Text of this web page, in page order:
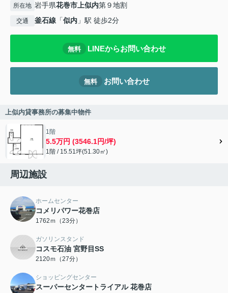
所在地 岩手県花巻市 上似内第９地割
交通 釜石線 「似内 」駅 徒歩2分
無料 LINEからお問い合わせ
無料 お問い合わせ
上似内貸事務所の募集中物件
1階
5.5万円 (3546.1円/坪)
1階 / 15.51坪(51.30㎡)
周辺施設
ホームセンター
コメリパワー花巻店
1762ｍ（23分）
ガソリンスタンド
コスモ石油 宮野目SS
2120ｍ（27分）
ショッピングセンター
スーパーセンタートライアル 花巻店